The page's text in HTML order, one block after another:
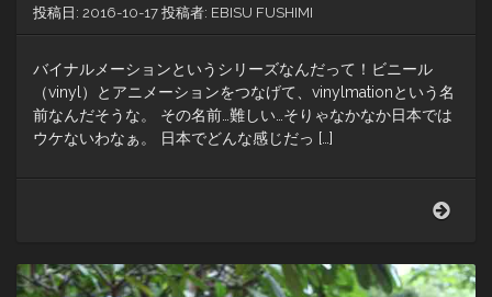
投稿日: 2016-10-17 投稿者: EBISU FUSHIMI
バイナルメーションというシリーズなんだって！ビニール
（vinyl）とアニメーションをつなげて、vinylmationという名
前なんだそうな。 その名前…難しい…そりゃなかなか日本では
ウケないわなぁ。 日本でどんな感じだっ […]
ニ
で